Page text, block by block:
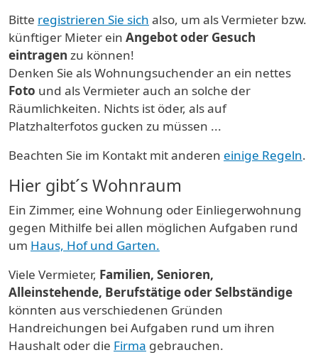
Bitte registrieren Sie sich also, um als Vermieter bzw.
künftiger Mieter ein Angebot oder Gesuch
eintragen zu können!
Denken Sie als Wohnungsuchender an ein nettes
Foto und als Vermieter auch an solche der
Räumlichkeiten. Nichts ist öder, als auf
Platzhalterfotos gucken zu müssen ...
Beachten Sie im Kontakt mit anderen einige Regeln.
Hier gibt´s Wohnraum
Ein Zimmer, eine Wohnung oder Einliegerwohnung
gegen Mithilfe bei allen möglichen Aufgaben rund
um Haus, Hof und Garten.
Viele Vermieter, Familien, Senioren,
Alleinstehende, Berufstätige oder Selbständige
könnten aus verschiedenen Gründen
Handreichungen bei Aufgaben rund um ihren
Haushalt oder die Firma gebrauchen.